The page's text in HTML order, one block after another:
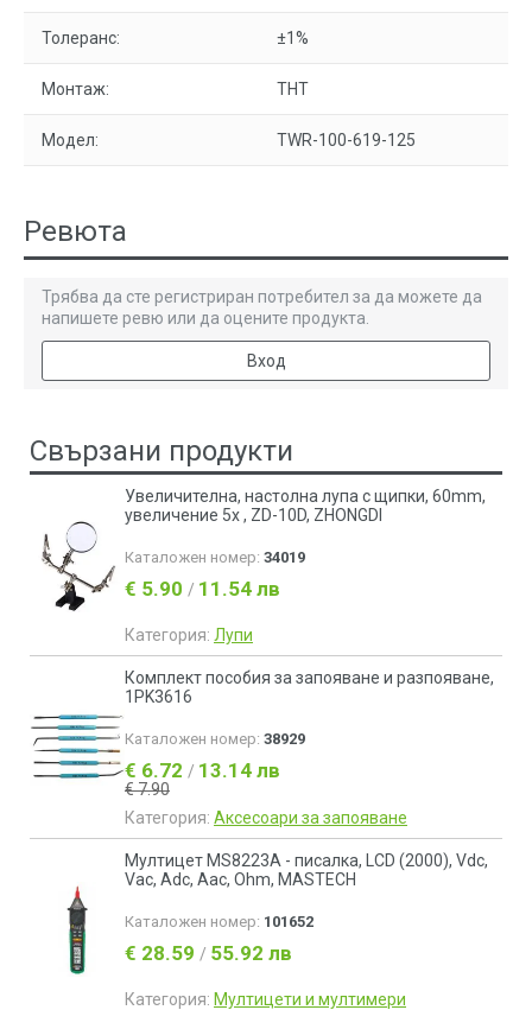
Толеранс: ±1%
Монтаж: THT
Модел: ТWR-100-619-125
Ревюта
Трябва да сте регистриран потребител за да можете да
напишете ревю или да оцените продукта.
Вход
Свързани продукти
Увеличителна, настолна лупа с щипки, 60mm,
увеличение 5х , ZD-10D, ZHONGDI
Каталожен номер: 34019
€ 5.90 / 11.54 лв
Категория: Лупи
Комплект пособия за запояване и разпояване,
1PK3616
Каталожен номер: 38929
€ 6.72 / 13.14 лв
€ 7.90
Категория: Аксесоари за запояване
Мултицет MS8223A - писалка, LCD (2000), Vdc,
Vac, Adc, Aac, Ohm, MASTECH
Каталожен номер: 101652
€ 28.59 / 55.92 лв
Категория: Мултицети и мултимери